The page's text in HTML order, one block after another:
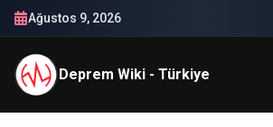
Ağustos 9, 2026
Deprem Wiki - Türkiye